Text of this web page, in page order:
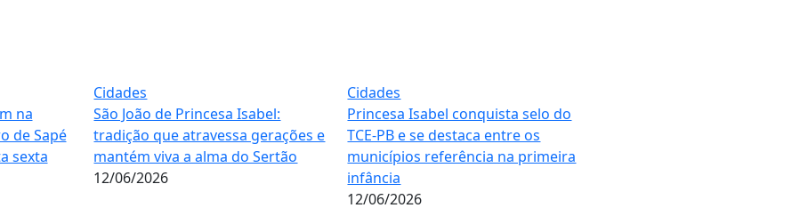
na
de Sapé
sexta
Cidades
São João de Princesa Isabel:
tradição que atravessa gerações e
mantém viva a alma do Sertão
12/06/2026
Cidades
Princesa Isabel conquista selo do
TCE-PB e se destaca entre os
municípios referência na primeira
infância
12/06/2026